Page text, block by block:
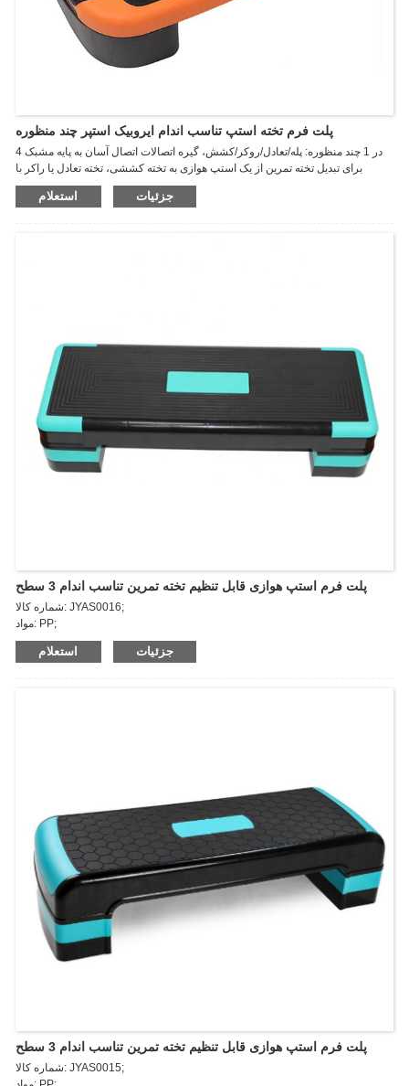
پلت فرم تخته استپ تناسب اندام ایروبیک استپر چند منظوره
4 در 1 چند منظوره: پله/تعادل/روکر/کشش، گیره اتصالات اتصال آسان به پایه مشبک
برای تبدیل تخته تمرین از یک استپ هوازی به تخته کششی، تخته تعادل یا راکر با
سهولت، این طراحی در کل بازار منحصر به فرد است. ، این طراحی همه کاره به شما
امکان می دهد با کمترین هزینه از چندین محصول به طور همزمان لذت ببرید و در عین
استعلام جزئیات
پلت فرم استپ هوازی قابل تنظیم تخته تمرین تناسب اندام 3 سطح
شماره کالا: JYAS0016;
مواد: PP;
اندازه: 90*34*10/15/20cm;
استعلام جزئیات
پلت فرم استپ هوازی قابل تنظیم تخته تمرین تناسب اندام 3 سطح
شماره کالا: JYAS0015;